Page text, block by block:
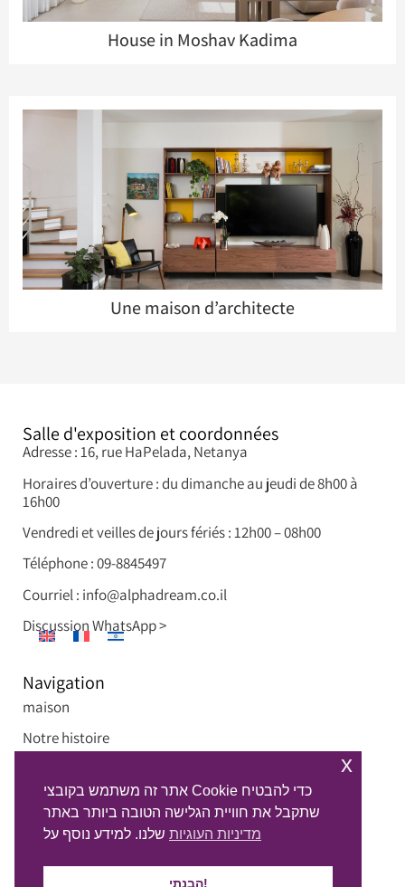
House in Moshav Kadima
Une maison d’architecte
Salle d'exposition et coordonnées
Adresse : 16, rue HaPelada, Netanya
Horaires d’ouverture : du dimanche au jeudi de 8h00 à
16h00
Vendredi et veilles de jours fériés : 12h00 – 08h00
Téléphone : 09-8845497
Courriel : info@alphadream.co.il
Discussion WhatsApp >
Navigation
maison
Notre histoire
Projets Commerciaux
Médias
Contactez-nous
אתר זה משתמש בקובצי Cookie כדי להבטיח
שתקבל את חוויית הגלישה הטובה ביותר באתר
מדיניות העוגיות
הבנתי!
x